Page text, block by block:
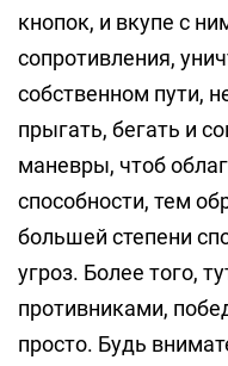
кнопок, и вкупе с
сопротивления,
собственном пути,
прыгать, бегать и
маневры, чтоб
способности, тем
большей степени
угроз. Более того,
противниками,
просто. Будь